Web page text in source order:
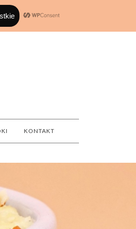
KONTAKT